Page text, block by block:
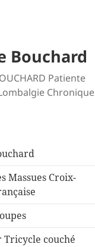
Bouchard
Patiente
Chronique
Massues Croix-
couché